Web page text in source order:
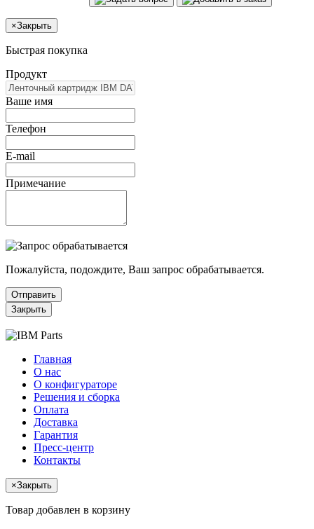
×Закрыть
Быстрая покупка
Продукт
Ваше имя
Телефон
E-mail
Примечание
Пожалуйста, подождите, Ваш запрос обрабатывается.
Отправить
Закрыть
Главная
О нас
О конфигураторе
Решения и сборка
Оплата
Доставка
Гарантия
Пресс-центр
Контакты
×Закрыть
Товар добавлен в корзину